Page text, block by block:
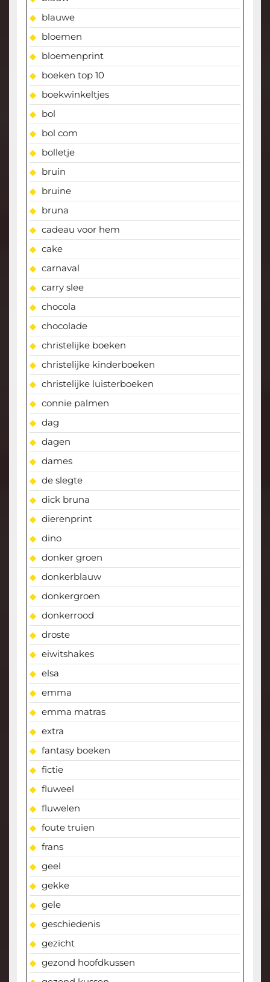
blauwe
bloemen
bloemenprint
boeken top 10
boekwinkeltjes
bol
bol com
bolletje
bruin
bruine
bruna
cadeau voor hem
cake
carnaval
carry slee
chocola
chocolade
christelijke boeken
christelijke kinderboeken
christelijke luisterboeken
connie palmen
dag
dagen
dames
de slegte
dick bruna
dierenprint
dino
donker groen
donkerblauw
donkergroen
donkerrood
droste
eiwitshakes
elsa
emma
emma matras
extra
fantasy boeken
fictie
fluweel
fluwelen
foute truien
frans
geel
gekke
gele
geschiedenis
gezicht
gezond hoofdkussen